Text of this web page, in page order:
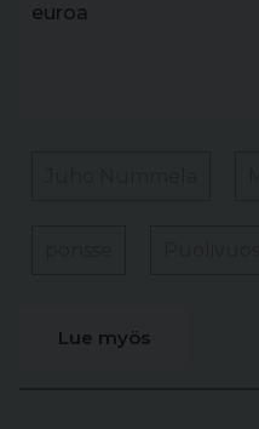
euroa
Lue myös